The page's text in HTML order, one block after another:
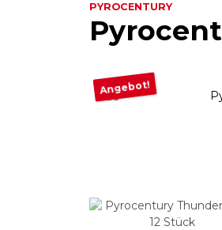
PYROCENTURY
Angebot!